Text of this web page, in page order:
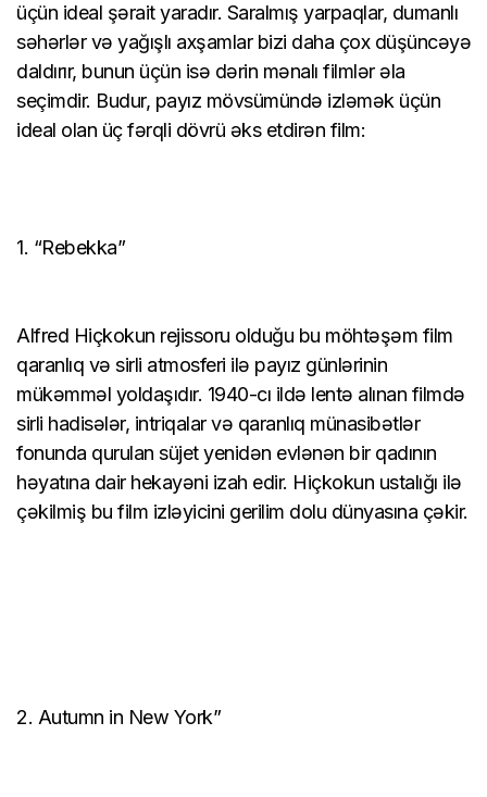
üçün ideal şərait yaradır. Saralmış yarpaqlar, dumanlı
səhərlər və yağışlı axşamlar bizi daha çox düşüncəyə
daldırır, bunun üçün isə dərin mənalı filmlər əla
seçimdir. Budur, payız mövsümündə izləmək üçün
ideal olan üç fərqli dövrü əks etdirən film:
1. “Rebekka”
Alfred Hiçkokun rejissoru olduğu bu möhtəşəm film
qaranlıq və sirli atmosferi ilə payız günlərinin
mükəmməl yoldaşıdır. 1940-cı ildə lentə alınan filmdə
sirli hadisələr, intriqalar və qaranlıq münasibətlər
fonunda qurulan süjet yenidən evlənən bir qadının
həyatına dair hekayəni izah edir. Hiçkokun ustalığı ilə
çəkilmiş bu film izləyicini gerilim dolu dünyasına çəkir.
2. Autumn in New York”